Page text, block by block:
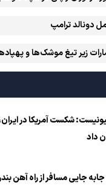
دونالد ترامپ
زیر تیغ موشک‌ها و
شکست آمریکا در
داد
جابه جایی مسافر از راه آهن